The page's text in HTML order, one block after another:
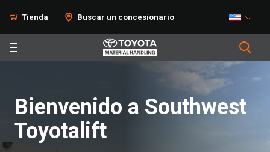
Tienda Buscar un concesionario
Bienvenido a Southwest
Toyotalift